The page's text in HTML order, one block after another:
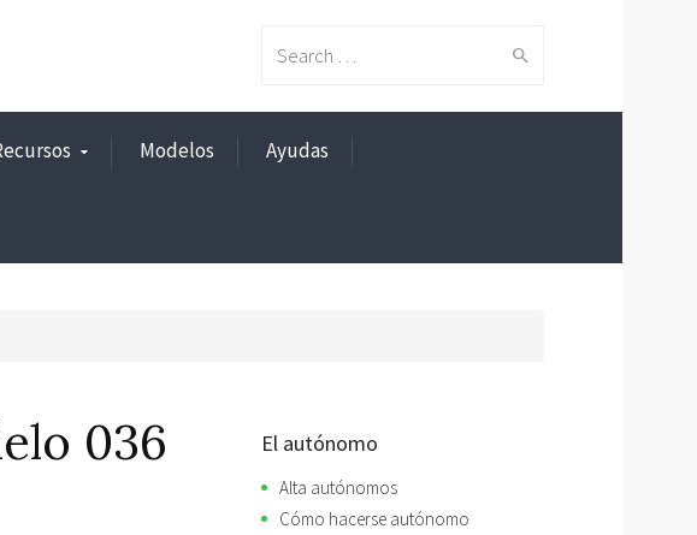
for:
Modelos Ayudas
036 El autónomo
Alta autónomos
Cómo hacerse autónomo